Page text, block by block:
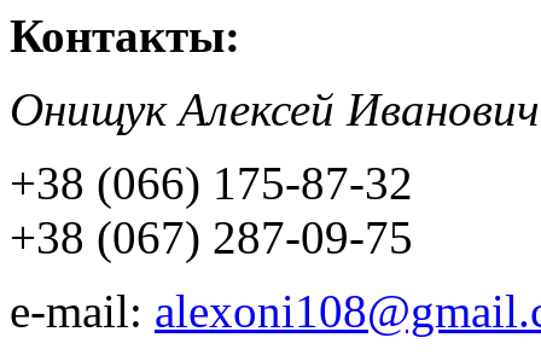
Контакты:
Онищук Алексей Иванович
+38 (066) 175-87-32
+38 (067) 287-09-75
e-mail: